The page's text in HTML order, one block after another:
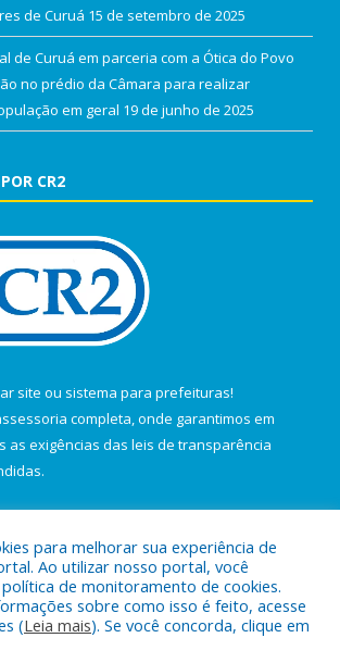
de Curuá 15 de setembro de 2025
de Curuá em parceria com a Ótica do Povo
no prédio da Câmara para realizar
em geral 19 de junho de 2025
CR2
site ou sistema para prefeituras!
completa, onde garantimos em
as exigências das leis de transparência
reservados a Câmara Municipal de Curuá.
para melhorar sua experiência de
Ao utilizar nosso portal, você
de monitoramento de cookies.
sobre como isso é feito, acesse
(Leia mais). Se você concorda, clique em